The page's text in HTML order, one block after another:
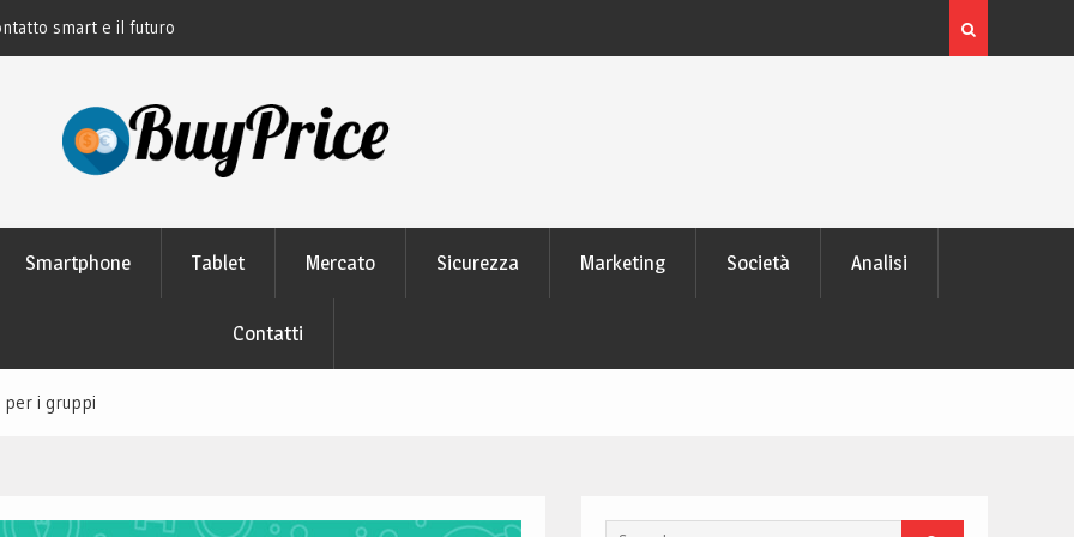
smart e il futuro
studiano
L’evoluzione delle memorie SD: da pochi MB ai
TB di dati
Smartphone Tablet Mercato Sicurezza Marketing Società Analisi
Contatti
per i gruppi